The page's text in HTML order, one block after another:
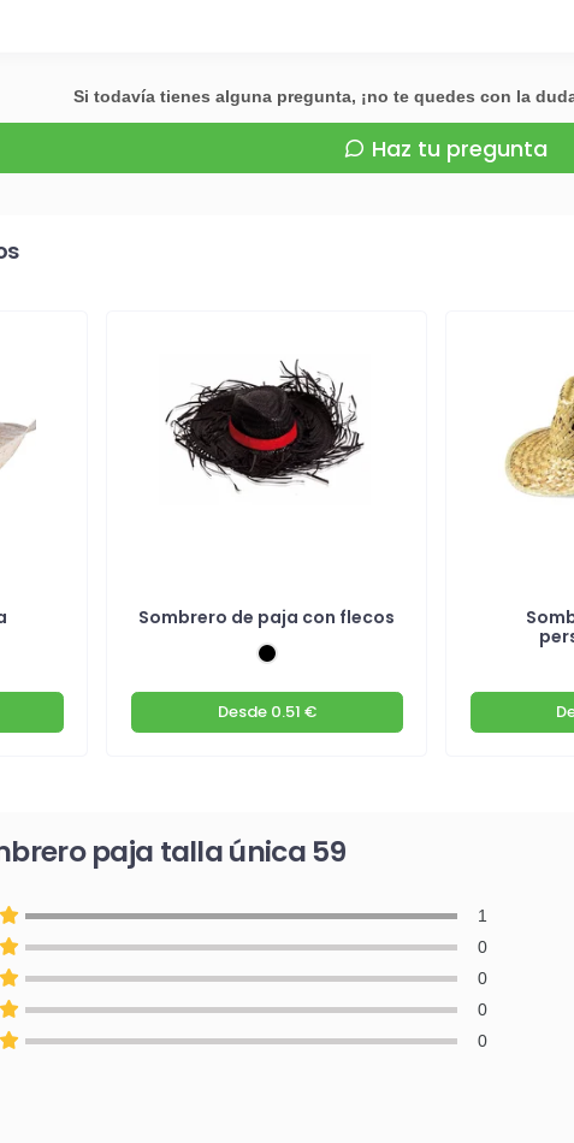
Si todavía tienes alguna pregunta, ¡no te quedes con la
Haz tu pregunta
Sombrero de paja con flecos
Desde0.51 €
paja talla única 59
1
0
0
0
0